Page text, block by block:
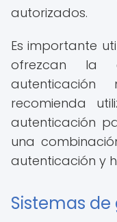
autorizados.
Es importante
ofrezcan la
autenticación
recomienda
autenticación
una
autenticación y
Sistemas